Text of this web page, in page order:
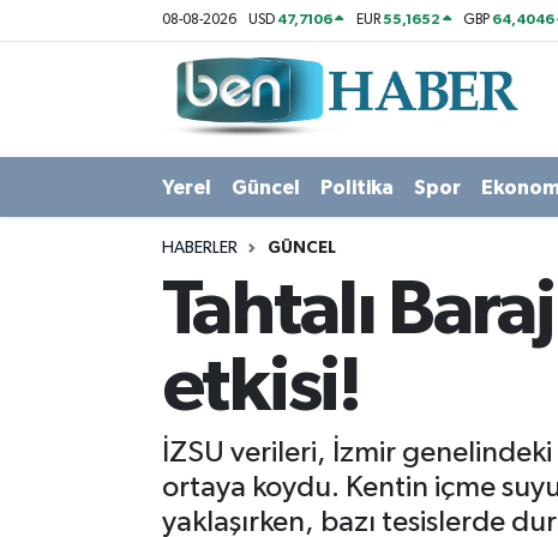
08-08-2026 USD 47,7106 EUR55,1652 GBP 64,4046
Yerel Güncel Politika Spor
HABERLER GÜNCEL
Tahtalı
etkisi!
İZSU verileri, İzmir
ortaya koydu. Kentin içme
yaklaşırken, bazı tesislerde
Politika
Kültür Sanat
Hava Durumu
Süper Lig Puan Durumu ve Fikstür
Son Dakika Haberleri
Haber Arşivi